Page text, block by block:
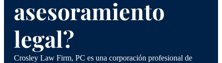
asesoramiento
legal?
Crosley Law Firm, PC es una corporación profesional de